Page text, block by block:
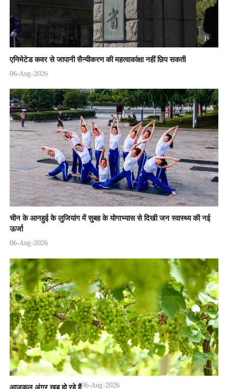
एनिमेटेड कवर से जापानी सैन्यीकरण की महत्वाकांक्षा नहीं छिप सकती
06-Aug-2026
चीन के आनहुई के लुजियांग में सुबह के योगाभ्यास से दिखी जन स्वास्थ्य की नई
ऊर्जा
06-Aug-2026
आजकल अंगूर खूब हो रहे हैं06-Aug-2026